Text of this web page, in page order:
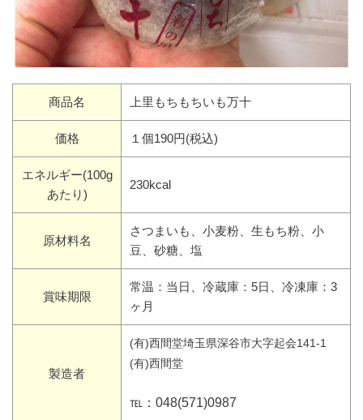
商品名 上里もちもちいも万十
価格 １個190円(税込)
エネルギー(100g
あたり)
230kcal
原材料名
さつまいも、小麦粉、生もち粉、小
豆、砂糖、塩
賞味期限
常温：当日、冷蔵庫：5日、冷凍庫：3
ヶ月
製造者
(有)西間堂埼玉県深谷市大字起会141-1
(有)西間堂
℡：048(571)0987